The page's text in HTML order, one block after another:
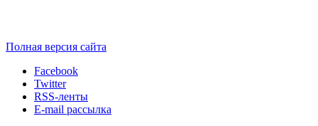
Полная версия сайта
Facebook
Twitter
RSS-ленты
E-mail рассылка